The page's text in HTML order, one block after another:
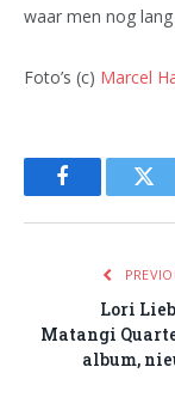
waar men nog
Foto’s (c) Marcel
Facebook
Lori
Matangi
album,